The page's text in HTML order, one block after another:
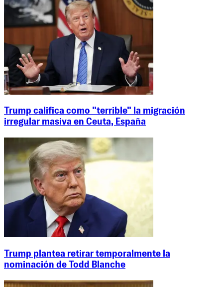
Trump califica como "terrible" la migración
irregular masiva en Ceuta, España
Trump plantea retirar temporalmente la
nominación de Todd Blanche